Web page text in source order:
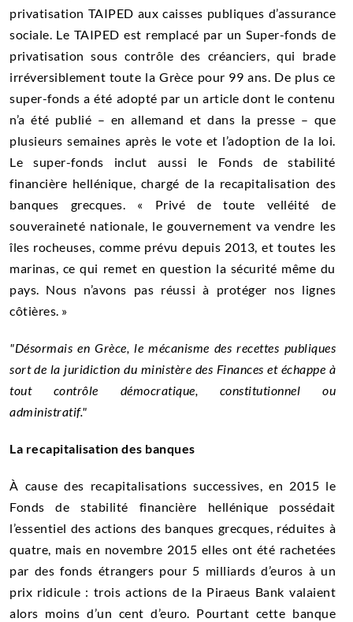
privatisation TAIPED aux caisses publiques d’assurance
sociale. Le TAIPED est remplacé par un Super-fonds de
privatisation sous contrôle des créanciers, qui brade
irréversiblement toute la Grèce pour 99 ans. De plus ce
super-fonds a été adopté par un article dont le contenu
n’a été publié – en allemand et dans la presse – que
plusieurs semaines après le vote et l’adoption de la loi.
Le super-fonds inclut aussi le Fonds de stabilité
financière hellénique, chargé de la recapitalisation des
banques grecques. « Privé de toute velléité de
souveraineté nationale, le gouvernement va vendre les
îles rocheuses, comme prévu depuis 2013, et toutes les
marinas, ce qui remet en question la sécurité même du
pays. Nous n’avons pas réussi à protéger nos lignes
côtières. »
Désormais en Grèce, le mécanisme des recettes publiques
sort de la juridiction du ministère des Finances et échappe à
tout contrôle démocratique, constitutionnel ou
administratif.
La recapitalisation des banques
À cause des recapitalisations successives, en 2015 le
Fonds de stabilité financière hellénique possédait
l’essentiel desactions des banques grecques, réduites à
quatre, mais en novembre 2015 elles ont été rachetées
par des fonds étrangers pour 5 milliards d’euros à un
prix ridicule : trois actions de la Piraeus Bank valaient
alors moins d’un cent d’euro. Pourtant cette banque